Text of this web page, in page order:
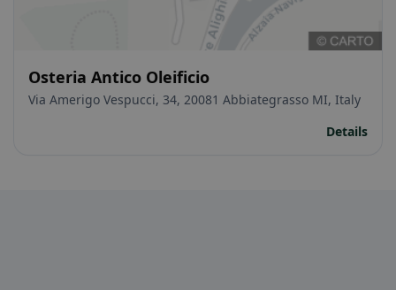
Osteria Antico Oleificio
Via Amerigo Vespucci, 34, 20081 Abbiategrasso MI, Italy
Details